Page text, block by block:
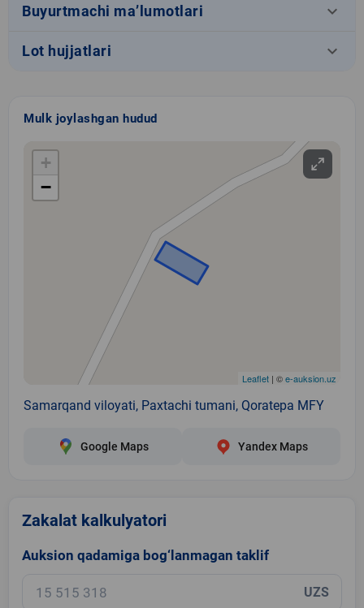
Buyurtmachi ma’lumotlari keyboard_arrow_down
Lot hujjatlari keyboard_arrow_down
Mulk joylashgan hudud
+
−
Leaflet | ©e-auksion.uz
Samarqand viloyati, Paxtachi tumani, Qoratepa MFY
Google Maps Yandex Maps
Zakalat kalkulyatori
Auksion qadamiga bog‘lanmagan taklif
UZS